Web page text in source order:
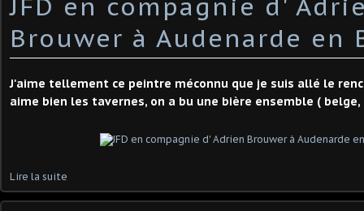
Brouwer à Audenarde en
J'aime tellement ce peintre méconnu que je suis allé le
aime bien les tavernes, on a bu une bière ensemble (
Lire la suite